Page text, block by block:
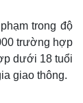
trong độ
trường hợp
dưới 18 tuổi
giao thông.